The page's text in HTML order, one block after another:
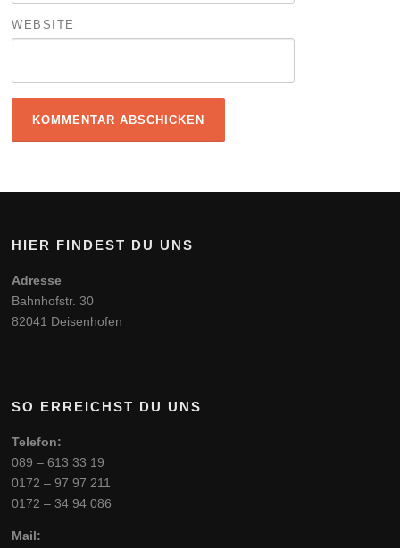
WEBSITE
HIER FINDEST DU UNS
Adresse
Bahnhofstr. 30
82041 Deisenhofen
SO ERREICHST DU UNS
Telefon:
089 – 613 33 19
0172 – 97 97 211
0172 – 34 94 086
Mail: